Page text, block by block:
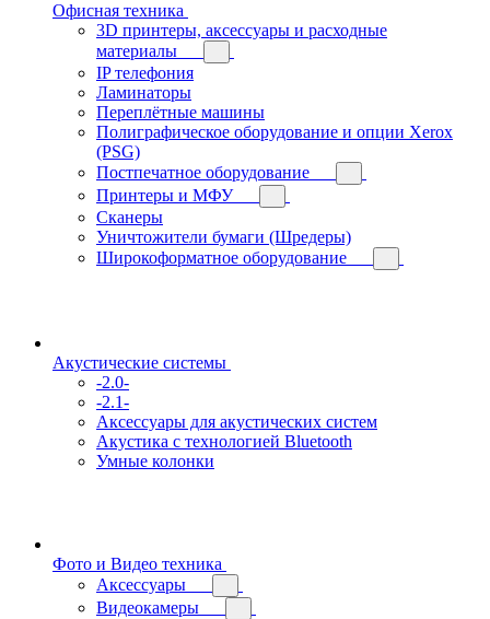
Офисная техника
3D принтеры, аксессуары и расходные
материалы
IP телефония
Ламинаторы
Переплётные машины
Полиграфическое оборудование и опции Xerox
(PSG)
Постпечатное оборудование
Принтеры и МФУ
Сканеры
Уничтожители бумаги (Шредеры)
Широкоформатное оборудование
Акустические системы
-2.0-
-2.1-
Аксессуары для акустических систем
Акустика с технологией Bluetooth
Умные колонки
Фото и Видео техника
Аксессуары
Видеокамеры